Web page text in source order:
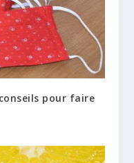
pour faire